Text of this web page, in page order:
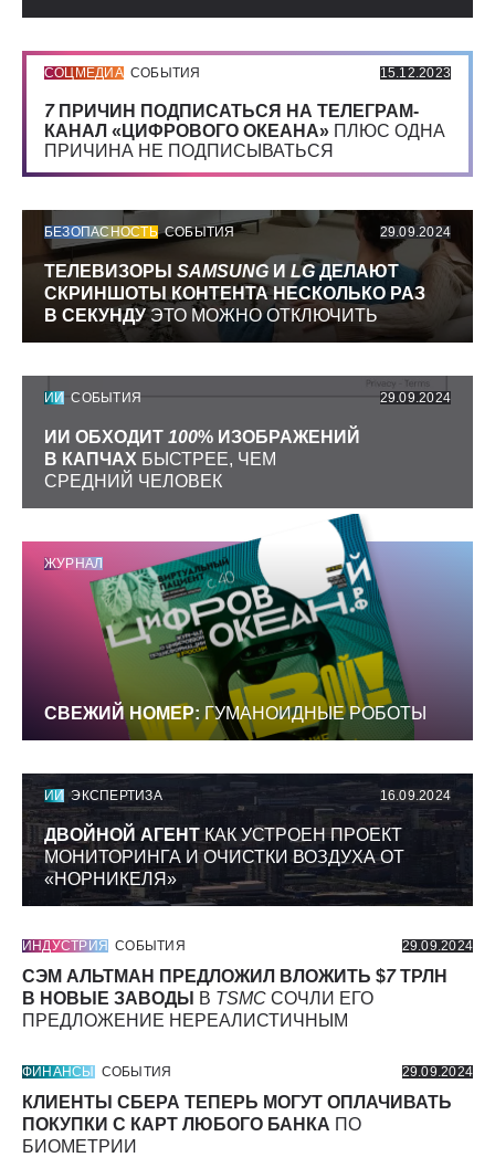
СОЦМЕДИА СОБЫТИЯ 15.12.2023
7 ПРИЧИН ПОДПИСАТЬСЯ НА ТЕЛЕГРАМ-
КАНАЛ «ЦИФРОВОГО ОКЕАНА» ПЛЮС ОДНА
ПРИЧИНА НЕ ПОДПИСЫВАТЬСЯ
БЕЗОПАСНОСТЬ СОБЫТИЯ 29.09.2024
ТЕЛЕВИЗОРЫ SAMSUNG И LGДЕЛАЮТ
СКРИНШОТЫ КОНТЕНТА НЕСКОЛЬКО РАЗ
В СЕКУНДУЭТО МОЖНО ОТКЛЮЧИТЬ
ИИ СОБЫТИЯ 29.09.2024
ИИ ОБХОДИТ 100% ИЗОБРАЖЕНИЙ
В КАПЧАХ БЫСТРЕЕ, ЧЕМ
СРЕДНИЙ ЧЕЛОВЕК
ЖУРНАЛ
СВЕЖИЙ НОМЕР: ГУМАНОИДНЫЕ РОБОТЫ
ИИ ЭКСПЕРТИЗА 16.09.2024
ДВОЙНОЙ АГЕНТКАК УСТРОЕН ПРОЕКТ
МОНИТОРИНГА И ОЧИСТКИ ВОЗДУХА ОТ
«НОРНИКЕЛЯ»
ИНДУСТРИЯ СОБЫТИЯ 29.09.2024
СЭМ АЛЬТМАН ПРЕДЛОЖИЛ ВЛОЖИТЬ $7ТРЛН
В НОВЫЕ ЗАВОДЫ
В TSMC СОЧЛИ ЕГО
ПРЕДЛОЖЕНИЕ НЕРЕАЛИСТИЧНЫМ
ФИНАНСЫ СОБЫТИЯ 29.09.2024
КЛИЕНТЫ СБЕРА ТЕПЕРЬ МОГУТ ОПЛАЧИВАТЬ
ПОКУПКИ С КАРТ ЛЮБОГО БАНКА ПО
БИОМЕТРИИ